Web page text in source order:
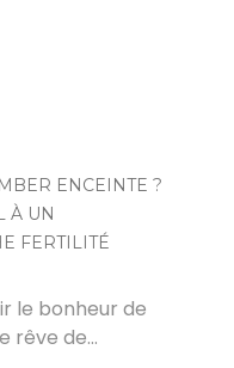
ENCEINTE ?
À UN
FERTILITÉ
le bonheur de
rêve de…